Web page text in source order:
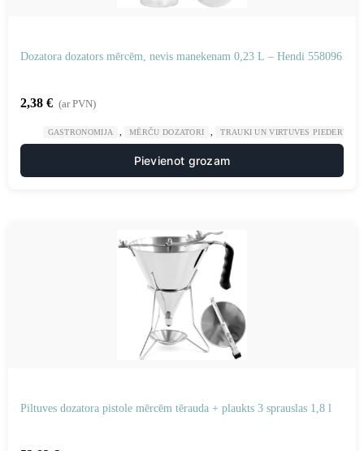
Dozatora dozators mērcēm, nevis manekenam 0,23 L – Hendi 558096
2,38 € (ar PVN)
GASTRONOMIJA MĒRČU DOZATORI TRAUKI UN VIRTUVES PIEDERUMI
Pievienot grozam
Piltuves dozatora pistole mērcēm tērauda + plaukts 3 sprauslas 1,8 l